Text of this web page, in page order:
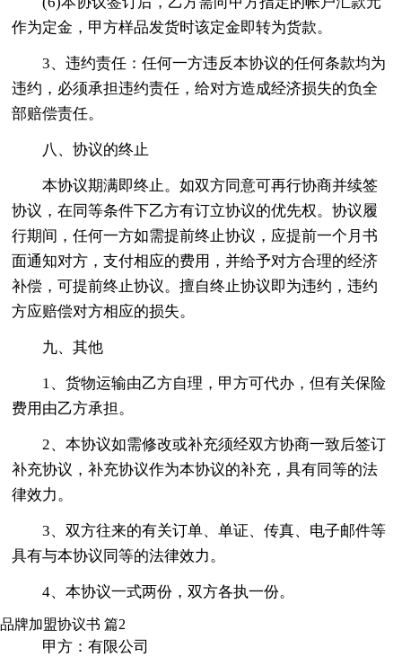
作为定金，甲方样品发货时该定金即转为货款。
3、违约责任：任何一方违反本协议的任何条款均为
违约，必须承担违约责任，给对方造成经济损失的负全
部赔偿责任。
八、协议的终止
本协议期满即终止。如双方同意可再行协商并续签
协议，在同等条件下乙方有订立协议的优先权。协议履
行期间，任何一方如需提前终止协议，应提前一个月书
面通知对方，支付相应的费用，并给予对方合理的经济
补偿，可提前终止协议。擅自终止协议即为违约，违约
方应赔偿对方相应的损失。
九、其他
1、货物运输由乙方自理，甲方可代办，但有关保险
费用由乙方承担。
2、本协议如需修改或补充须经双方协商一致后签订
补充协议，补充协议作为本协议的补充，具有同等的法
律效力。
3、双方往来的有关订单、单证、传真、电子邮件等
具有与本协议同等的法律效力。
4、本协议一式两份，双方各执一份。
品牌加盟协议书 篇2
甲方：有限公司